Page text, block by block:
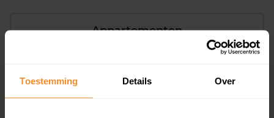
Toestemming Details Over
Appartementen
aandeel van totale woningen